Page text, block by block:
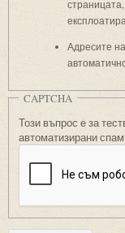
Адресите
CAPTCHA
Този въпрос е за
автоматизирани спам.